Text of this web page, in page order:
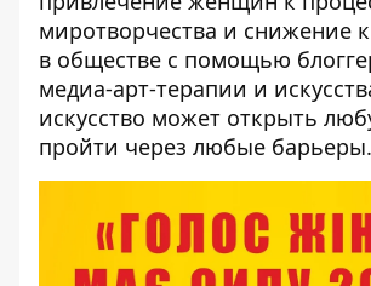
миротворчества и снижение
в обществе с помощью
медиа-арт-терапии и
искусство может открыть
пройти через любые барьеры.